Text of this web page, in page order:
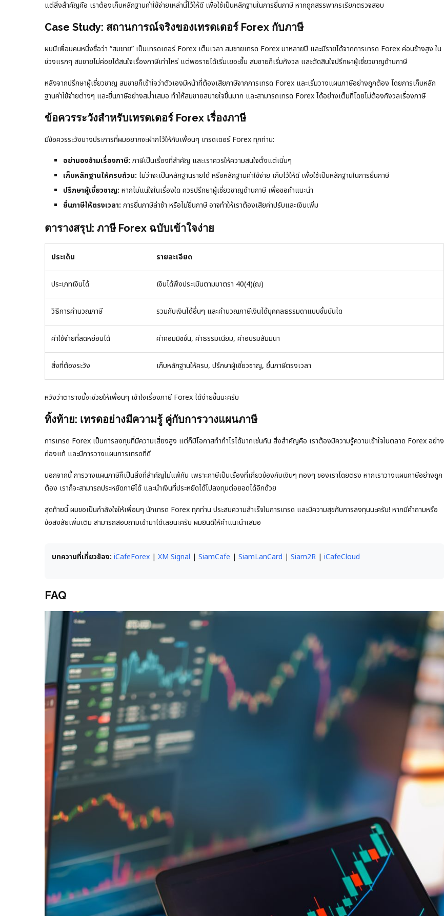
แต่สิ่งสำคัญคือ เราต้องเก็บหลักฐานค่าใช้จ่ายเหล่านี้ไว้ให้ดี เพื่อใช้เป็นหลักฐานในการยื่นภาษี หากถูกสรรพากรเรียกตรวจสอบ
Case Study: สถานการณ์จริงของเทรดเดอร์ Forex กับภาษี
ผมมีเพื่อนคนหนึ่งชื่อว่า “สมชาย” เป็นเทรดเดอร์ Forex เต็มเวลา สมชายเทรด Forex มาหลายปี และมีรายได้จากการเทรด Forex ค่อนข้างสูง ใน
ช่วงแรกๆ สมชายไม่ค่อยได้สนใจเรื่องภาษีเท่าไหร่ แต่พอรายได้เริ่มเยอะขึ้น สมชายก็เริ่มกังวล และตัดสินใจปรึกษาผู้เชี่ยวชาญด้านภาษี
หลังจากปรึกษาผู้เชี่ยวชาญ สมชายก็เข้าใจว่าตัวเองมีหน้าที่ต้องเสียภาษีจากการเทรด Forex และเริ่มวางแผนภาษีอย่างถูกต้อง โดยการเก็บหลัก
ฐานค่าใช้จ่ายต่างๆ และยื่นภาษีอย่างสม่ำเสมอ ทำให้สมชายสบายใจขึ้นมาก และสามารถเทรด Forex ได้อย่างเต็มที่โดยไม่ต้องกังวลเรื่องภาษี
ข้อควรระวังสำหรับเทรดเดอร์ Forex เรื่องภาษี
มีข้อควรระวังบางประการที่ผมอยากจะฝากไว้ให้กับเพื่อนๆ เทรดเดอร์ Forex ทุกท่าน:
อย่ามองข้ามเรื่องภาษี: ภาษีเป็นเรื่องที่สำคัญ และเราควรให้ความสนใจตั้งแต่เนิ่นๆ
เก็บหลักฐานให้ครบถ้วน: ไม่ว่าจะเป็นหลักฐานรายได้ หรือหลักฐานค่าใช้จ่าย เก็บไว้ให้ดี เพื่อใช้เป็นหลักฐานในการยื่นภาษี
ปรึกษาผู้เชี่ยวชาญ: หากไม่แน่ใจในเรื่องใด ควรปรึกษาผู้เชี่ยวชาญด้านภาษี เพื่อขอคำแนะนำ
ยื่นภาษีให้ตรงเวลา: การยื่นภาษีล่าช้า หรือไม่ยื่นภาษี อาจทำให้เราต้องเสียค่าปรับและเงินเพิ่ม
ตารางสรุป: ภาษี Forex ฉบับเข้าใจง่าย
ประเด็น รายละเอียด
ประเภทเงินได้ เงินได้พึงประเมินตามมาตรา 40(4)(ฌ)
วิธีการคำนวณภาษี รวมกับเงินได้อื่นๆ และคำนวณภาษีเงินได้บุคคลธรรมดาแบบขั้นบันได
ค่าใช้จ่ายที่ลดหย่อนได้ ค่าคอมมิชชั่น, ค่าธรรมเนียม, ค่าอบรมสัมมนา
สิ่งที่ต้องระวัง เก็บหลักฐานให้ครบ, ปรึกษาผู้เชี่ยวชาญ, ยื่นภาษีตรงเวลา
หวังว่าตารางนี้จะช่วยให้เพื่อนๆ เข้าใจเรื่องภาษี Forex ได้ง่ายขึ้นนะครับ
ทิ้งท้าย: เทรดอย่างมีความรู้ คู่กับการวางแผนภาษี
การเทรด Forex เป็นการลงทุนที่มีความเสี่ยงสูง แต่ก็มีโอกาสทำกำไรได้มากเช่นกัน สิ่งสำคัญคือ เราต้องมีความรู้ความเข้าใจในตลาด Forex อย่าง
ถ่องแท้ และมีการวางแผนการเทรดที่ดี
นอกจากนี้ การวางแผนภาษีก็เป็นสิ่งที่สำคัญไม่แพ้กัน เพราะภาษีเป็นเรื่องที่เกี่ยวข้องกับเงินๆ ทองๆ ของเราโดยตรง หากเราวางแผนภาษีอย่างถูก
ต้อง เราก็จะสามารถประหยัดภาษีได้ และนำเงินที่ประหยัดได้ไปลงทุนต่อยอดได้อีกด้วย
สุดท้ายนี้ ผมขอเป็นกำลังใจให้เพื่อนๆ นักเทรด Forex ทุกท่าน ประสบความสำเร็จในการเทรด และมีความสุขกับการลงทุนนะครับ! หากมีคำถามหรือ
ข้อสงสัยเพิ่มเติม สามารถสอบถามเข้ามาได้เลยนะครับ ผมยินดีให้คำแนะนำเสมอ
บทความที่เกี่ยวข้อง: iCafeForex | XM Signal | SiamCafe | SiamLanCard | Siam2R | iCafeCloud
FAQ